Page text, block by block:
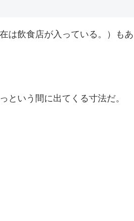
は飲食店が入っている。）もあ
という間に出てくる寸法だ。